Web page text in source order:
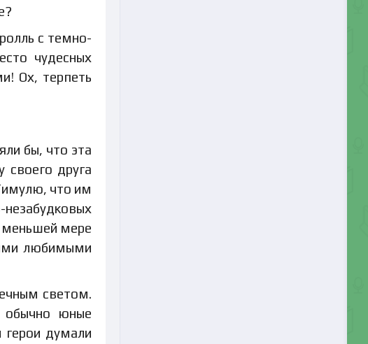
с темно-
чудесных
Ох, терпеть
бы, что эта
друга
что им
незабудковых
меньшей мере
любимыми
светом.
обычно юные
герои думали